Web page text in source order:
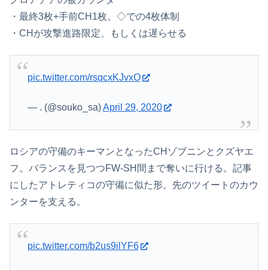
・最終3枚+手前CH1枚。◇での4枚体制
・CHが攻撃進路限定、もしくは遅らせる
pic.twitter.com/rsqcxKJvxO
— . (@souko_sa)April 29, 2020
ロシアの守備のキーマンとなったCHゾブニンとクズヤエ
フ。バランスを見つつFW-SH間まで奪いに行ける。記事
にしたアトレティコの守備に似た形。先のツイートのカウ
ンターを支える。
pic.twitter.com/b2us9ilYF6